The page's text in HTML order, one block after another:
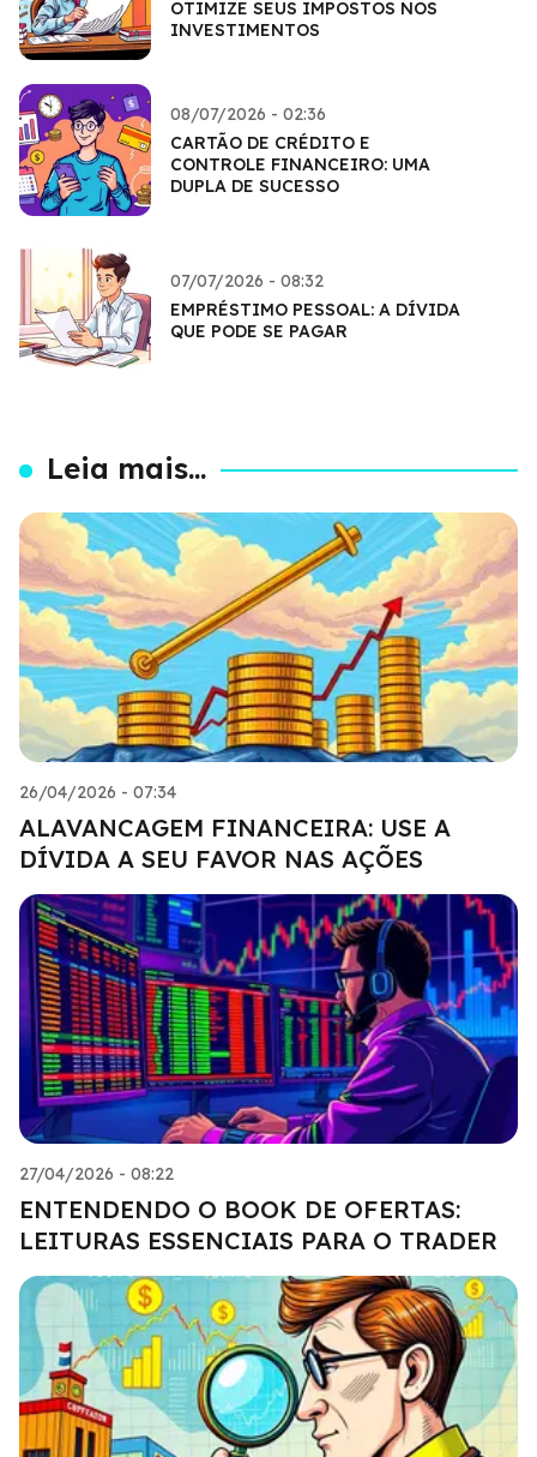
OTIMIZE SEUS IMPOSTOS NOS
INVESTIMENTOS
08/07/2026 - 02:36
CARTÃO DE CRÉDITO E
CONTROLE FINANCEIRO: UMA
DUPLA DE SUCESSO
07/07/2026 - 08:32
EMPRÉSTIMO PESSOAL: A DÍVIDA
QUE PODE SE PAGAR
Leia mais...
26/04/2026 - 07:34
ALAVANCAGEM FINANCEIRA: USE A
DÍVIDA A SEU FAVOR NAS AÇÕES
27/04/2026 - 08:22
ENTENDENDO O BOOK DE OFERTAS:
LEITURAS ESSENCIAIS PARA O TRADER